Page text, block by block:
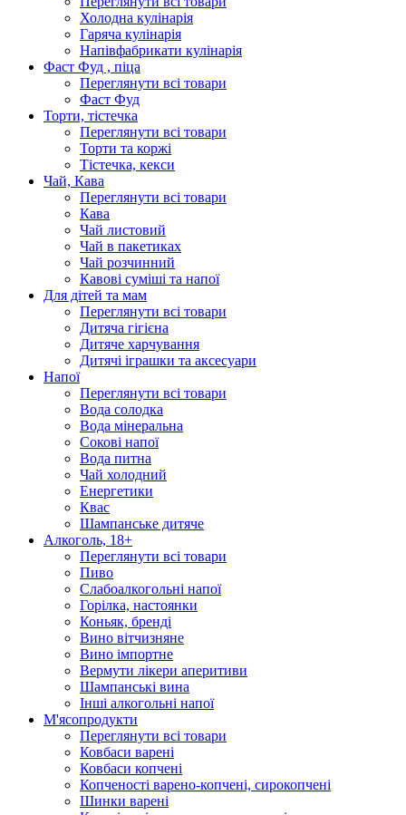
Холодна кулінарія
Гаряча кулінарія
Напівфабрикати кулінарія
Фаст Фуд , піца
Переглянути всі товари
Фаст Фуд
Торти, тістечка
Переглянути всі товари
Торти та коржі
Тістечка, кекси
Чай, Кава
Переглянути всі товари
Кава
Чай листовий
Чай в пакетиках
Чай розчинний
Кавові суміші та напої
Для дітей та мам
Переглянути всі товари
Дитяча гігієна
Дитяче харчування
Дитячі іграшки та аксесуари
Напої
Переглянути всі товари
Вода солодка
Вода мінеральна
Сокові напої
Вода питна
Чай холодний
Енергетики
Квас
Шампанське дитяче
Алкоголь, 18+
Переглянути всі товари
Пиво
Слабоалкогольні напої
Горілка, настоянки
Коньяк, бренді
Вино вітчизняне
Вино імпортне
Вермути лікери аперитиви
Шампанські вина
Інші алкогольні напої
М'ясопродукти
Переглянути всі товари
Ковбаси варені
Ковбаси копчені
Копченості варено-копчені, сирокопчені
Шинки варені